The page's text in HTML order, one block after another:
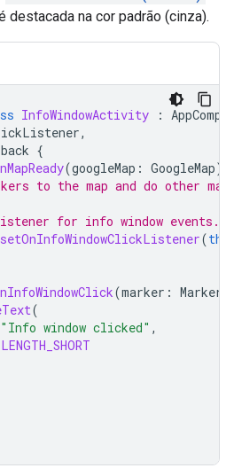
destacada na cor padrão (cinza).
InfoWindowActivity :
,
{
(googleMap : GoogleMap)
to the map and do other
for info window events.
setOnInfoWindowClickListener(
(marker : Marker
(
"Info window clicked" ,
LENGTH_SHORT